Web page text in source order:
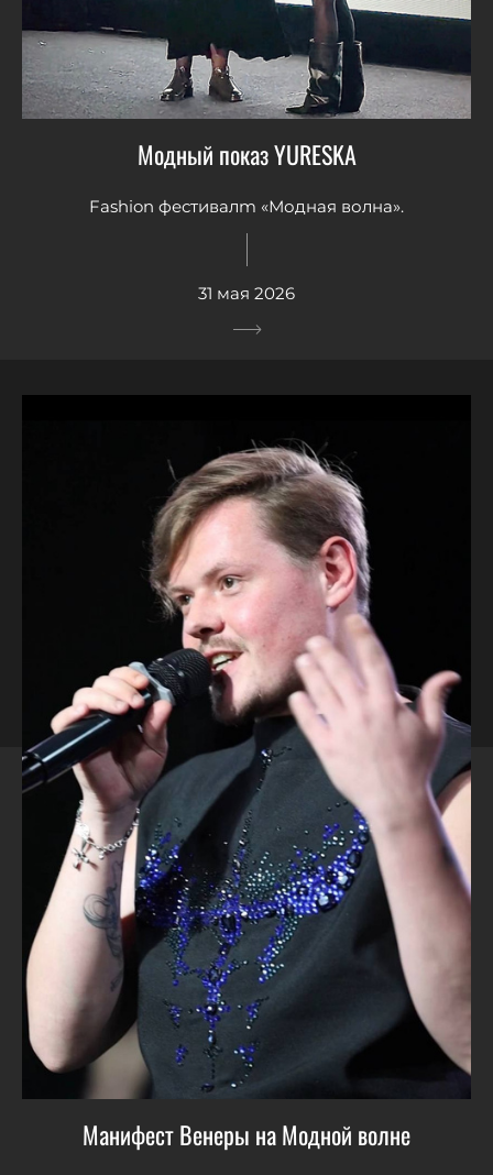
Модный показ YURESKA
Fashion фестивалm «Модная волна».
31 мая 2026
Манифест Венеры на Модной волне